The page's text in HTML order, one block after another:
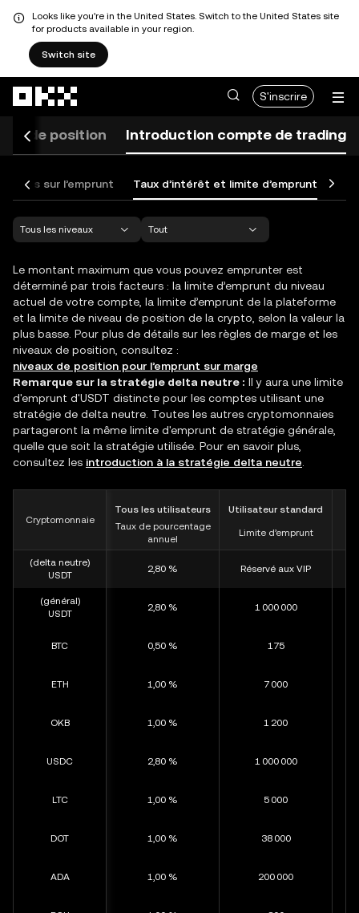
Looks like you're in the United States. Switch to the United States site
for products available in your region.
Switch site
S'inscrire
de position Introduction compte de trading
sur l’emprunt Taux d’intérêt et limite d’emprunt
Le montant maximum que vous pouvez emprunter est
déterminé par trois facteurs : la limite d’emprunt du niveau
actuel de votre compte, la limite d’emprunt de la plateforme
et la limite de niveau de position de la crypto, selon la valeur la
plus basse. Pour plus de détails sur les règles de marge et les
niveaux de position, consultez :
niveaux de position pour l’emprunt sur marge
Remarque sur la stratégie delta neutre : Il y aura une limite
d'emprunt d'USDT distincte pour les comptes utilisant une
stratégie de delta neutre. Toutes les autres cryptomonnaies
partageront la même limite d'emprunt de stratégie générale,
quelle que soit la stratégie utilisée. Pour en savoir plus,
consultez les introduction à la stratégie delta neutre
Cryptomonnaie
(delta neutre)
USDT
(général)
USDT
BTC
ETH
OKB
USDC
LTC
DOT
ADA
Tous les utilisateurs
Utilisateur standard
Taux de pourcentage
annuel
Limite d’emprunt
2,80 % Réservé aux VIP
2,80 % 1 000 000
0,50 % 175
1,00 % 7 000
1,00 % 1 200
2,80 % 1 000 000
1,00 % 5 000
1,00 % 38 000
1,00 % 200 000